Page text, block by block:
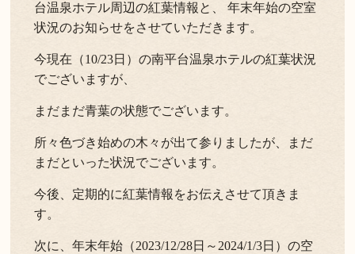
台温泉ホテル周辺の紅葉情報と、 年末年始の空室
状況のお知らせをさせていただきます。
今現在（10/23日）の南平台温泉ホテルの紅葉状況
でございますが、
まだまだ青葉の状態でございます。
所々色づき始めの木々が出て参りましたが、まだ
まだといった状況でございます。
今後、定期的に紅葉情報をお伝えさせて頂きま
す。
次に、年末年始（2023/12/28日～2024/1/3日）の空